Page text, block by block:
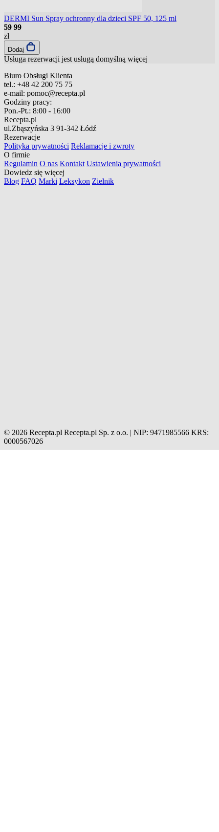
DERMI Sun Spray ochronny dla dzieci SPF 50, 125 ml
59 99
zł
Dodaj
Usługa rezerwacji jest usługą domyślną więcej
Biuro Obsługi Klienta
tel.: +48 42 200 75 75
e-mail: pomoc@recepta.pl
Godziny pracy:
Pon.-Pt.: 8:00 - 16:00
Recepta.pl
ul.Zbąszyńska 3 91-342 Łódź
Rezerwacje
Polityka prywatności Reklamacje i zwroty
O firmie
Regulamin O nas Kontakt Ustawienia prywatności
Dowiedz się więcej
Blog FAQ Marki Leksykon Zielnik
© 2026 Recepta.pl Recepta.pl Sp. z o.o. | NIP: 9471985566 KRS:
0000567026